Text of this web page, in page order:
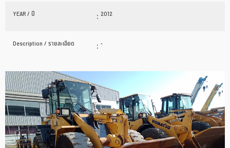
YEAR / ปี : 2012
Description / รายละเอียด : -